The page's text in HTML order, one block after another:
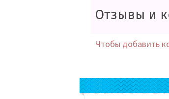
Отзывы и
Чтобы добавить